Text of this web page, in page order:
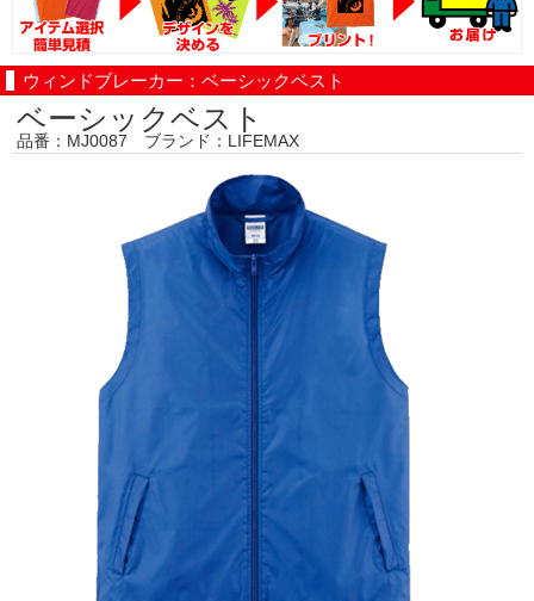
ウィンドブレーカー：ベーシックベスト
ベーシックベスト
品番：MJ0087 ブランド：LIFEMAX